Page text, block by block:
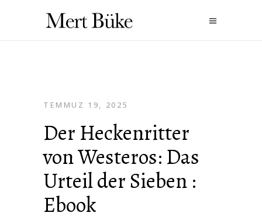
TEMMUZ 19, 2025
Der Heckenritter
von Westeros: Das
Urteil der Sieben :
Ebook